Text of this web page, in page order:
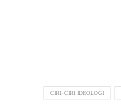
CIRI-CIRI IDEOLOGI